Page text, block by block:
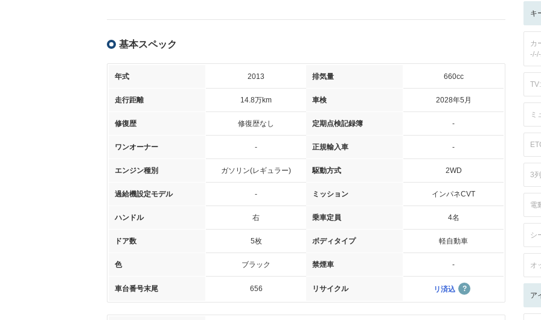
基本スペック
年式 2013 排気量 660cc
走行距離 14.8万km 車検 2028年5月
修復歴 修復歴なし 定期点検記録簿 -
ワンオーナー - 正規輸入車 -
エンジン種別 ガソリン(レギュラー) 駆動方式 2WD
過給機設定モデル - ミッション インパネCVT
ハンドル 右 乗車定員 4名
ドア数 5枚 ボディタイプ 軽自動車
色 ブラック 禁煙車 -
車台番号末尾 656 リサイクル リ済込
キ
カ
ミ
3
電
シ
オ
ア